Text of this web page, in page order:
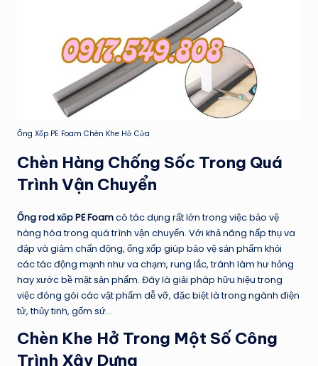
Ống Xốp PE Foam Chèn Khe Hở Cửa
Chèn Hàng Chống Sốc Trong Quá
Trình Vận Chuyển
Ống rod xốpPE Foamcó tác dụng rất lớn trong việc bảo vệ
hàng hóa trong quá trình vận chuyển. Với khả năng hấp thụ va
đập và giảm chấn động, ống xốp giúp bảo vệ sản phẩm khỏi
các tác động mạnh như va chạm, rung lắc, tránh làm hư hỏng
hay xước bề mặt sản phẩm. Đây là giải pháp hữu hiệu trong
việc đóng gói các vật phẩm dễ vỡ, đặc biệt là trong ngành điện
tử, thủy tinh, gốm sứ…
Chèn Khe Hở Trong Một Số Công
Trình Xây Dựng